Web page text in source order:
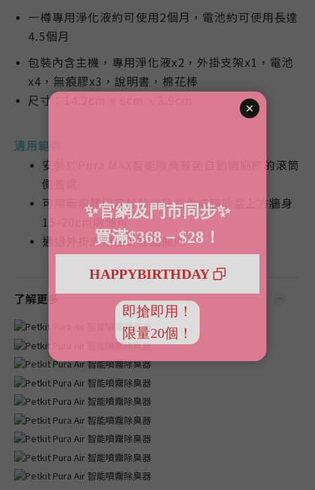
一樽專用淨化液約可使用2個月，電池約可使用長達
4.5個月
包裝內含主機，專用淨化液x2，外掛支架x1，電池
x4，無痕膠x3，說明書，棉花棒
尺寸：14.2cm x 6cm x 3.9cm
適用範圍
安裝於Pura MAX智能除臭殺菌自動貓廁所的滾筒
側蓋處
可用無痕膠固定於於貓砂盆內或貓砂盆
上方牆身
15-20cm處便可
通過外掛支架固定在貓籠內
了解更多